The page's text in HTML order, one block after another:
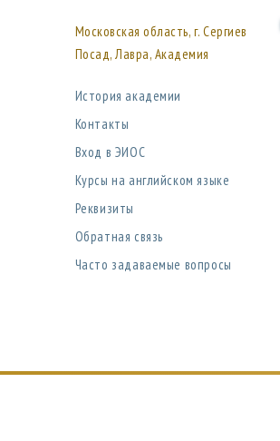
Московская область, г. Сергиев
Посад, Лавра, Академия
История академии
Контакты
Вход в ЭИОС
Курсы на английском языке
Реквизиты
Обратная связь
Часто задаваемые вопросы